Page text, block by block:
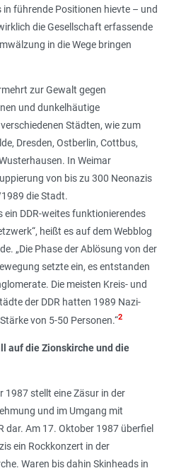
führende Positionen hievte – und
die Gesellschaft erfassende
in die Wege bringen
zur Gewalt gegen
und dunkelhäutige
Städten, wie zum
Dresden, Ostberlin, Cottbus,
In Weimar
von bis zu 300 Neonazis
die Stadt.
ein DDR-weites funktionierendes
“, heißt es auf dem Webblog
„Die Phase der Ablösung von der
setzte ein, es entstanden
Die meisten Kreis- und
der DDR hatten 1989 Nazi-
von 5-50 Personen.“2
auf die Zionskirche und die
1987 stellt eine Zäsur in der
und im Umgang mit
dar. Am 17. Oktober 1987 überfiel
ein Rockkonzert in der
Waren bis dahin Skinheads in